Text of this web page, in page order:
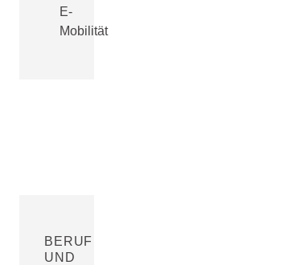
E-
Mobilität
BERUF
UND